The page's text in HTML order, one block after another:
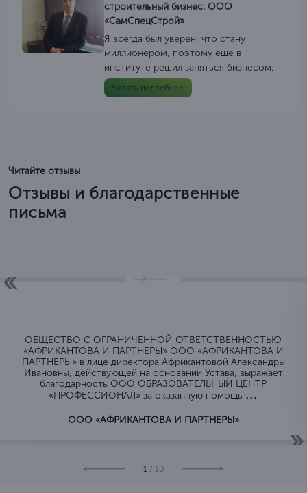
строительный бизнес: ООО
«СамСпецСтрой»
Я всегда был уверен, что стану
миллионером, поэтому еще в
институте решил заняться бизнесом.
Читать подробнее
Читайте отзывы
Отзывы и благодарственные
письма
ОБЩЕСТВО C ОГРАНИЧЕННОЙ ОТВЕТСТВЕННОСТЬЮ
«АФРИКАНТОВА И ПАРТНЕРЫ» ООО «АФРИКАНТОВА И
ПАРТНЕРЫ» в лице директора Африкантовой Александры
Ивановны, действующей на основании Устава, выражает
благодарность ООО ОБРАЗОВАТЕЛЬНЫЙ ЦЕНТР
«ПРОФЕССИОНАЛ» за оказанную помощь ...
ООО «АФРИКАНТОВА И ПАРТНЕРЫ»
1 / 10